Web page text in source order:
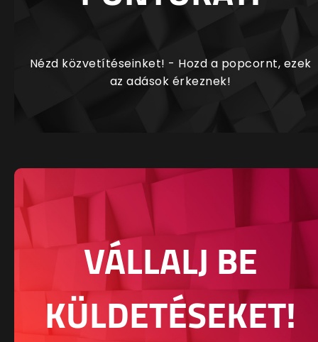
Nézd közvetítéseinket! - Hozd a popcornt, ezek
az adások érkeznek!
VÁLLALJ BE
KÜLDETÉSEKET!